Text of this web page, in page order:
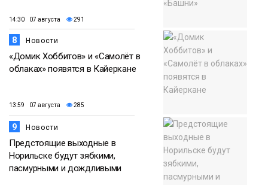
14:30 07 августа 291
8 Новости
«Домик Хоббитов» и «Самолёт в
облаках» появятся в Кайеркане
13:59 07 августа 285
9 Новости
Предстоящие выходные в
Норильске будут зябкими,
пасмурными и дождливыми